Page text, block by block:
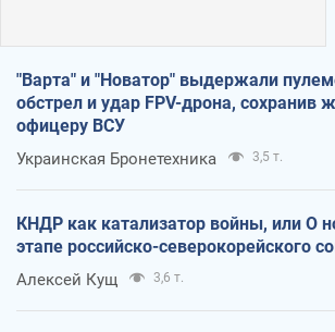
"Варта" и "Новатор" выдержали
обстрел и удар FPV-дрона, сохранив
офицеру ВСУ
Украинская Бронетехника 3,5 т.
КНДР как катализатор войны, или О
этапе российско-северокорейского
Алексей Кущ 3,6 т.